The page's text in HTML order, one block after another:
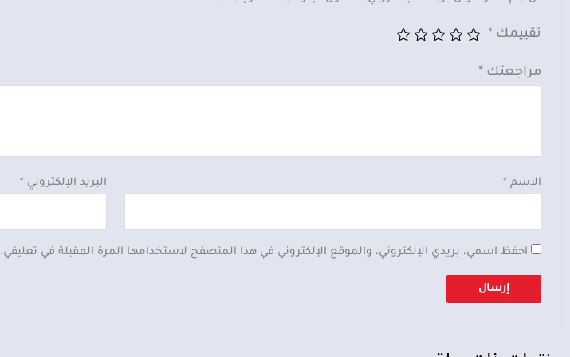
تقييمك*
مراجعتك*
الاسم* البريد الإلكتروني *
احفظ اسمي، بريدي الإلكتروني، والموقع الإلكتروني في هذا المتصفح لاستخدامها المرة المقبلة في تعليقي.